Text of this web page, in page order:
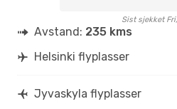
Sist sjekket
Avstand: 235 kms
Helsinki flyplasser
Jyvaskyla flyplasser